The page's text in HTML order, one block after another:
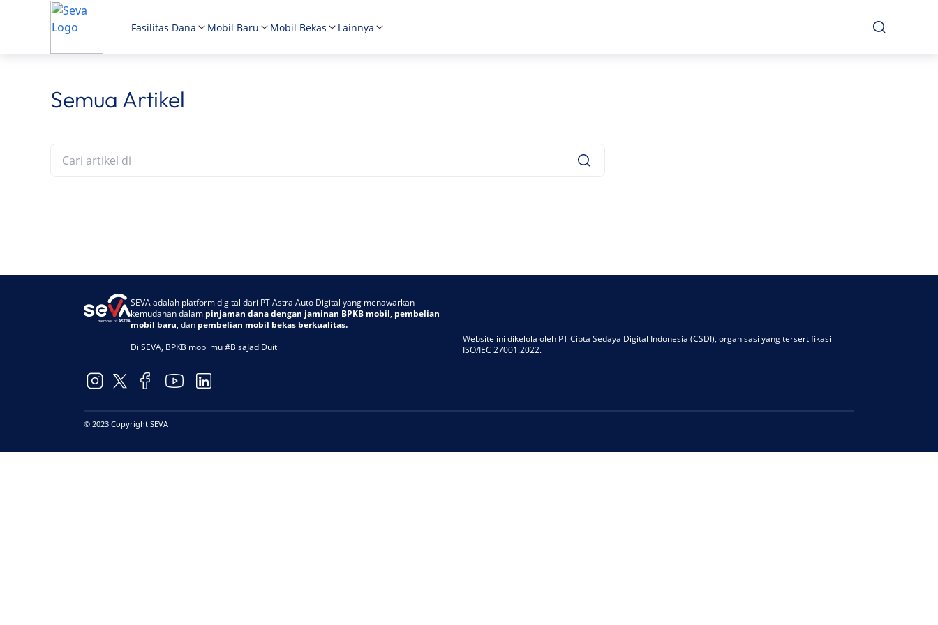
Fasilitas Dana Mobil Baru Mobil Bekas Lainnya
Semua Artikel
SEVA adalah platform digital dari PT Astra Auto Digital yang menawarkan
kemudahan dalam pinjaman dana dengan jaminan BPKB mobil, pembelian
mobil baru, dan pembelian mobil bekas berkualitas.
Di SEVA, BPKB mobilmu #BisaJadiDuit
Website ini dikelola oleh PT Cipta Sedaya Digital Indonesia (CSDI), organisasi yang tersertifikasi
ISO/IEC 27001:2022.
© 2023 Copyright SEVA